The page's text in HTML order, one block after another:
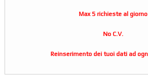
Max 5 richieste al giorno
No C.V.
Reinserimento dei tuoi dati ad